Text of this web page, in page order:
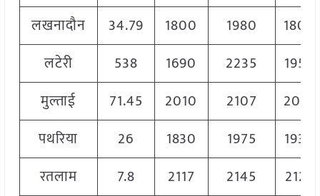
लखनादौन
34.79 1800 1980
1800
लटेरी
538 1690 2235
1950
मुल्ताई
71.45 2010 2107
2079
पथरिया
26 1830 1975
1930
रतलाम
7.8 2117 2145
2125